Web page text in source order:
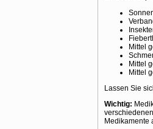
Mittel
Mittel
Mittel
Lassen Sie
Wichtig:
Medikamente